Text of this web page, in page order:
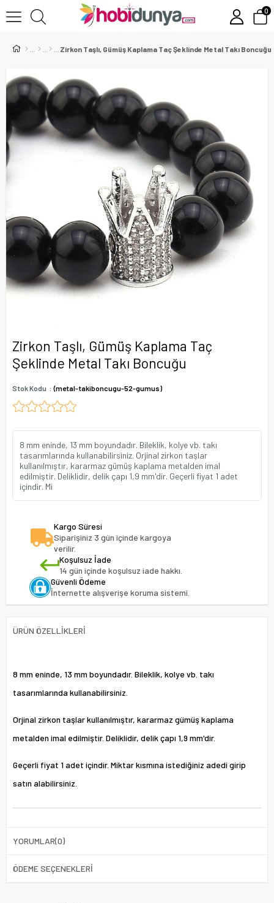
0
Zirkon Taşlı, Gümüş Kaplama Taç Şeklinde Metal Takı Boncuğu
Zirkon Taşlı, Gümüş Kaplama Taç
Şeklinde Metal Takı Boncuğu
Stok Kodu (metal-takiboncugu-52-gumus)
8 mm eninde, 13 mm boyundadır. Bileklik, kolye vb. takı
tasarımlarında kullanabilirsiniz. Orjinal zirkon taşlar
kullanılmıştır, kararmaz gümüş kaplama metalden imal
edilmiştir. Deliklidir, delik çapı 1,9 mm'dir. Geçerli fiyat 1 adet
içindir. Mi
Kargo Süresi
Siparişiniz 3 gün içinde kargoya
verilir.
Koşulsuz İade
14 gün içinde koşulsuz iade hakkı.
Güvenli Ödeme
İnternette alışverişe koruma sistemi.
ÜRÜN ÖZELLIKLERI
8 mm eninde, 13 mm boyundadır. Bileklik, kolye vb. takı
tasarımlarında kullanabilirsiniz.
Orjinal zirkon taşlar kullanılmıştır, kararmaz gümüş kaplama
metalden imal edilmiştir. Deliklidir, delik çapı 1,9 mm'dir.
Geçerli fiyat 1 adet içindir. Miktar kısmına istediğiniz adedi girip
satın alabilirsiniz.
YORUMLAR(0)
ÖDEME SEÇENEKLERI